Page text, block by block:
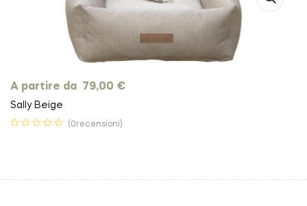
A partire da 79,00 €
Sally Beige
(0recensioni)